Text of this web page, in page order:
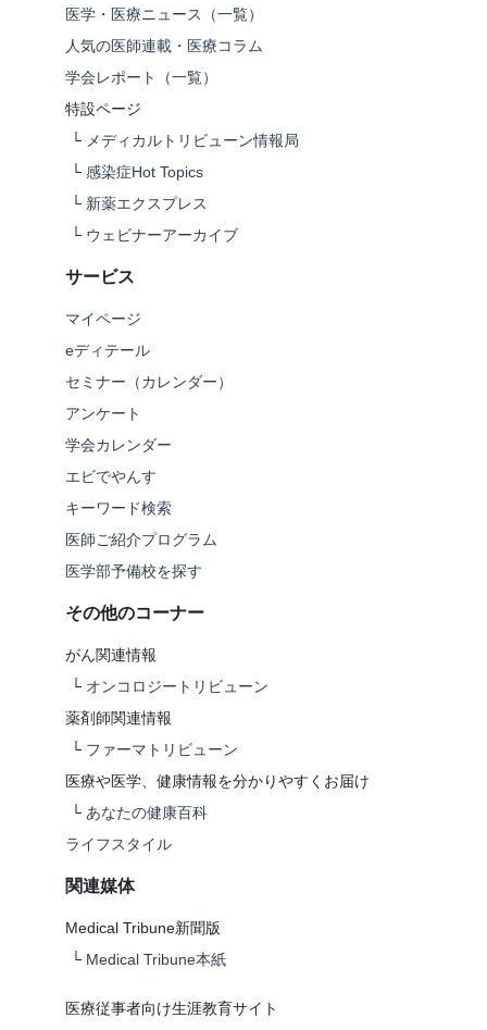
医学・医療ニュース（一覧）
人気の医師連載・医療コラム
学会レポート（一覧）
特設ページ
└ メディカルトリビューン情報局
└ 感染症Hot Topics
└ 新薬エクスプレス
└ ウェビナーアーカイブ
サービス
マイページ
eディテール
セミナー（カレンダー）
アンケート
学会カレンダー
エビでやんす
キーワード検索
医師ご紹介プログラム
医学部予備校を探す
その他のコーナー
がん関連情報
└ オンコロジートリビューン
薬剤師関連情報
└ ファーマトリビューン
医療や医学、健康情報を分かりやすくお届け
└ あなたの健康百科
ライフスタイル
関連媒体
Medical Tribune新聞版
└ Medical Tribune本紙
医療従事者向け生涯教育サイト